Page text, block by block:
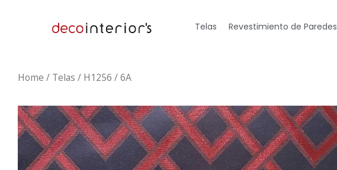
Telas Revestimiento de Paredes
Home / Telas / H1256 / 6A